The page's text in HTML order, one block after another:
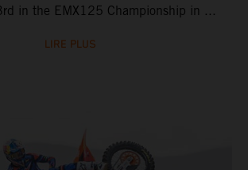
in the EMX125 Championship in ...
LIRE PLUS